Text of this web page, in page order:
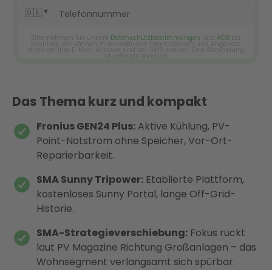
Das Thema kurz und kompakt
Fronius GEN24 Plus: Aktive Kühlung, PV-
Point-Notstrom ohne Speicher, Vor-Ort-
Reparierbarkeit.
SMA Sunny Tripower: Etablierte Plattform,
kostenloses Sunny Portal, lange Off-Grid-
Historie.
SMA-Strategieverschiebung: Fokus rückt
laut PV Magazine Richtung Großanlagen – das
Wohnsegment verlangsamt sich spürbar.